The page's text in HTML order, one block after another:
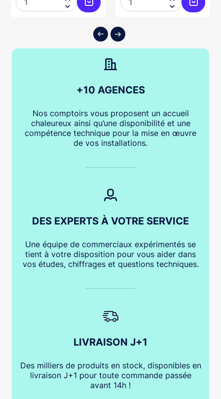
au panier

Ajouter au panier

+10 AGENCES
Nos comptoirs vous proposent un accueil
chaleureux ainsi qu’une disponibilité et une
compétence technique pour la mise en œuvre
de vos installations.
DES EXPERTS À VOTRE SERVICE
Une équipe de commerciaux expérimentés se
tient à votre disposition pour vous aider dans
vos études, chiffrages et questions techniques.
LIVRAISON J+1
Des milliers de produits en stock, disponibles en
livraison J+1 pour toute commande passée
avant 14h !